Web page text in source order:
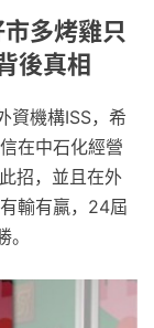
多烤雞只
後真相
資機構ISS，希
在中石化經營
招，並且在外
輸有贏，24屆